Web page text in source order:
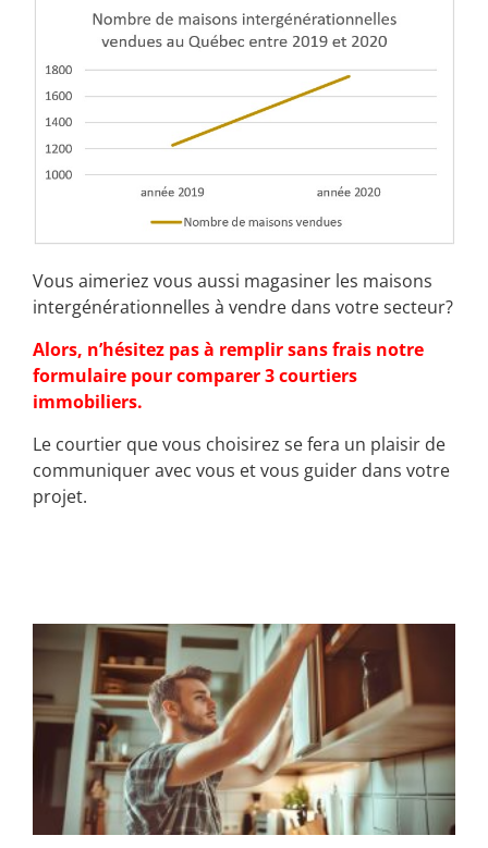
Vous aimeriez vous aussi magasiner les maisons
intergénérationnelles à vendre dans votre secteur?
Alors, n’hésitez pas à remplir sans frais notre
formulaire pour comparer 3 courtiers
immobiliers.
Le courtier que vous choisirez se fera un plaisir de
communiquer avec vous et vous guider dans votre
projet.